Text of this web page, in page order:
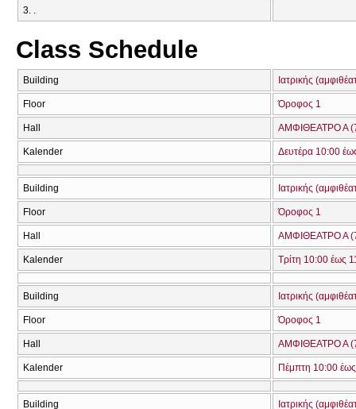
3. .
Class Schedule
Building Ιατρικής
Floor Όροφος 1
Hall ΑΜΦΙΘΕΑΤΡΟ Α
Kalender Δευτέρα 10:00
Building Ιατρικής
Floor Όροφος 1
Hall ΑΜΦΙΘΕΑΤΡΟ Α
Kalender Τρίτη 10:00 έως
Building Ιατρικής
Floor Όροφος 1
Hall ΑΜΦΙΘΕΑΤΡΟ Α
Kalender Πέμπτη 10:00
Building Ιατρικής